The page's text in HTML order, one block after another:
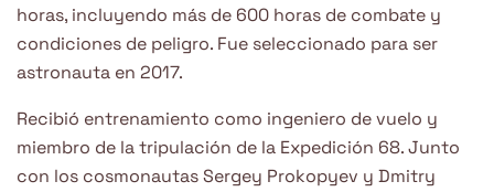
horas, incluyendo más de 600 horas de combate y
condiciones de peligro. Fue seleccionado para ser
astronauta en 2017.
Recibió entrenamiento como ingeniero de vuelo y
miembro de la tripulación de la Expedición 68. Junto
con los cosmonautas Sergey Prokopyev y Dmitry